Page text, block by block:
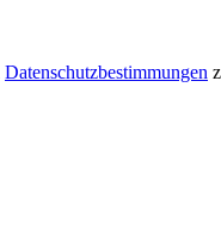
Datenschutzbestimmungen